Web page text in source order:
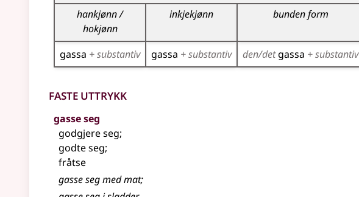
hankjønn /
hokjønn
inkjekjønn bunden form
gassa + substantiv gassa + substantiv den/detgassa + substantiv
Faste uttrykk
gasse seg
godgjere seg;
godte seg;
fråtse
gasse seg med mat;